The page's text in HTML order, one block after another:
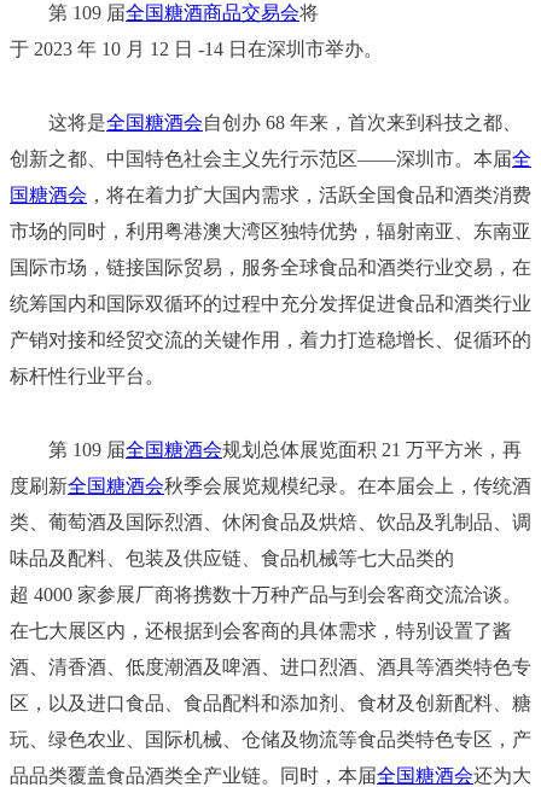
第 109 届全国糖酒商品交易会将
于 2023 年 10 月 12 日 -14 日在深圳市举办。
这将是全国糖酒会自创办 68 年来，首次来到科技之都、
创新之都、中国特色社会主义先行示范区——深圳市。本届全
国糖酒会 ，将在着力扩大国内需求，活跃全国食品和酒类消费
市场的同时，利用粤港澳大湾区独特优势，辐射南亚、东南亚
国际市场，链接国际贸易，服务全球食品和酒类行业交易，在
统筹国内和国际双循环的过程中充分发挥促进食品和酒类行业
产销对接和经贸交流的关键作用，着力打造稳增长、促循环的
标杆性行业平台。
第 109 届全国糖酒会规划总体展览面积 21 万平方米，再
度刷新全国糖酒会秋季会展览规模纪录。在本届会上，传统酒
类、葡萄酒及国际烈酒、休闲食品及烘焙、饮品及乳制品、调
味品及配料、包装及供应链、食品机械等七大品类的
超 4000 家参展厂商将携数十万种产品与到会客商交流洽谈。
在七大展区内，还根据到会客商的具体需求，特别设置了酱
酒、清香酒、低度潮酒及啤酒、进口烈酒、酒具等酒类特色专
区，以及进口食品、食品配料和添加剂、食材及创新配料、糖
玩、绿色农业、国际机械、仓储及物流等食品类特色专区，产
品品类覆盖食品酒类全产业链。同时，本届全国糖酒会还为大